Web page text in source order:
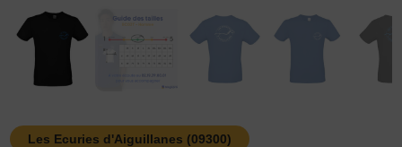
Les Ecuries d'Aiguillanes (09300)